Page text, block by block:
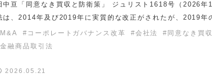
中亘「同意なき買収と防衛策」 ジュリスト1618号（2026
は、2014年及び2019年に実質的な改正がされたが、2019年
M&A # コーポレートガバナンス改革 #会社法 # 同意なき買収
金融商品取引法
2026.05.21